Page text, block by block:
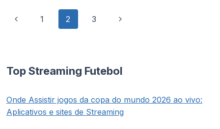
DA
LIBERTADORES
NA
COMPLETO
Navegação
Página
1 2 3
Página
Top Streaming Futebol
Onde Assistir jogos da copa do mundo 2026 ao vivo:
Aplicativos e sites de Streaming